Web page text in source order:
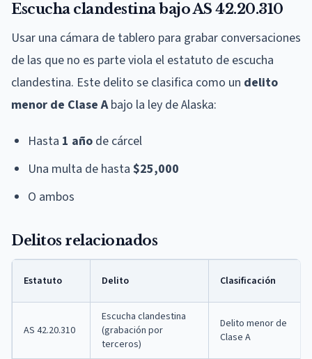
Escucha clandestina bajo AS 42.20.310
Usar una cámara de tablero para grabar conversaciones
de las que no es parte viola el estatuto de escucha
clandestina. Este delito se clasifica como un delito
menor de Clase Abajo la ley de Alaska:
Hasta 1 año de cárcel
Una multa de hasta $25,000
O ambos
Delitos relacionados
Estatuto Delito Clasificación
AS 42.20.310
Escucha clandestina
(grabación por
terceros)
Delito menor de
Clase A